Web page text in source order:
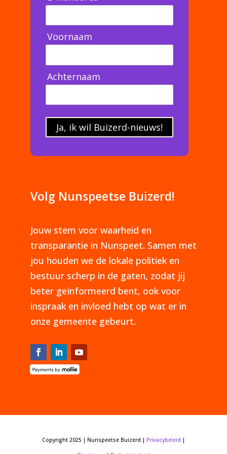
Voornaam
Achternaam
Ja, ik wil Buizerd-nieuws!
Volg Nunspeetse Buizerd!
Jouw stem voor waarheid en
transparantie in Nunspeet. Samen met
jou houden we de lokale politiek en
bestuur scherp in de gaten, zodat jij
beter geïnformeerd bent, ook voor
inspraak en invloed hebt op wat er in
onze gemeente gebeurt.
Copyright 2025 | Nunspeetse Buizerd | Privacybeleid |